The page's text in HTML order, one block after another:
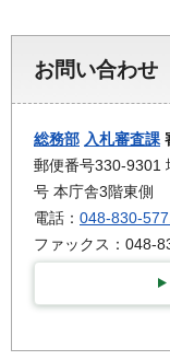
お問い合わせ
総務部 入札審査課
郵便番号330-9301
号 本庁舎3階東側
電話： 048-830-
ファックス：048-